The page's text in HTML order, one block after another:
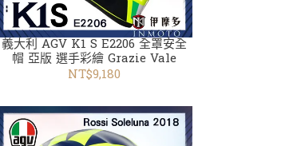
義大利 AGV K1 S E2206 全罩安全
帽 亞版 選手彩繪 Grazie Vale
NT$9,180